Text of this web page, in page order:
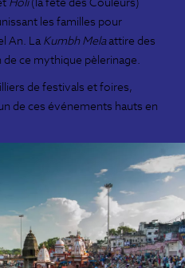
les familles pour
An. LaKumbh Melaattire des
de ce mythique pèlerinage.
de festivals et foires,
de ces événements hauts en